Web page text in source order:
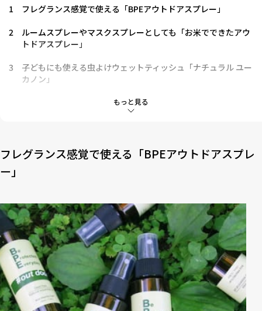
もっと見る
1
フレグランス感覚で使える「BPEアウトドアスプレー」
2
ルームスプレーやマスクスプレーとしても「お米でできたアウ
トドアスプレー」
3
子どもにも使える虫よけウェットティッシュ「ナチュラル ユー
カノン」
ひのきの香りでリラックス「hinoki LAB アウトドアボディスプ
フレグランス感覚で使える「BPEアウトドアスプレ
ー」